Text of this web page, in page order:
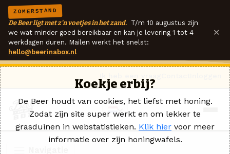
ZOMERSTAND
De Beer ligt met z'n voetjes in het zand. T/m 10 augustus zijn
we wat minder goed bereikbaar en kan je levering 1 tot 4
werkdagen duren. Mailen werkt het snelst:
hello@beerinabox.nl
×
Koekje erbij?
De Beer houdt van cookies, het liefst met honing.
Zodat zijn site super werkt en om lekker te
grasduinen in webstatistieken. Klik hier voor meer
informatie over zijn honingwafels.